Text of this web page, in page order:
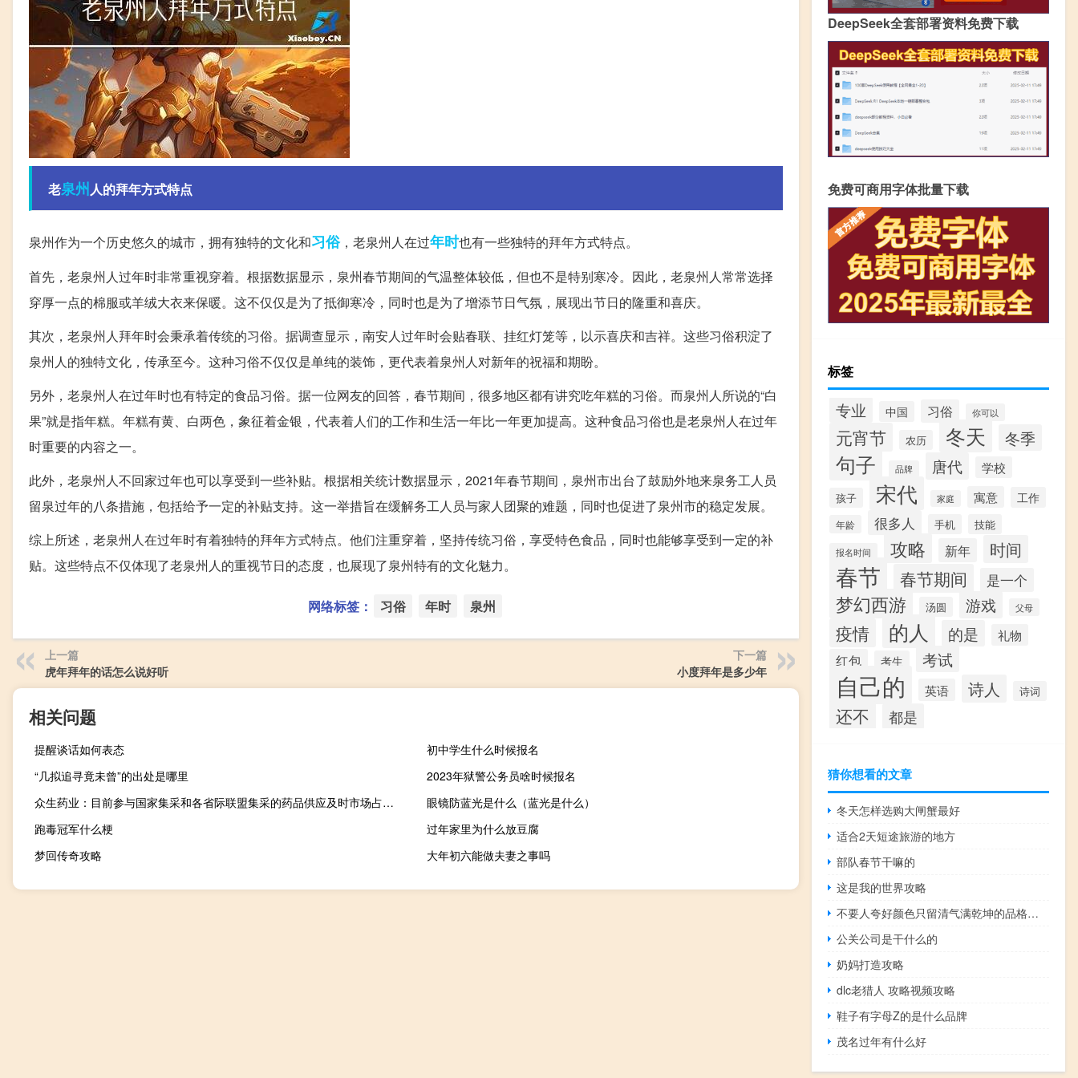
老泉州人的拜年方式特点
泉州作为一个历史悠久的城市，拥有独特的文化和习俗，老泉州人在过年时也有一些独特的拜年方式特点。
首先，老泉州人过年时非常重视穿着。根据数据显示，泉州春节期间的气温整体较低，但也不是特别寒冷。因此，老泉州人常常选择
穿厚一点的棉服或羊绒大衣来保暖。这不仅仅是为了抵御寒冷，同时也是为了增添节日气氛，展现出节日的隆重和喜庆。
其次，老泉州人拜年时会秉承着传统的习俗。据调查显示，南安人过年时会贴春联、挂红灯笼等，以示喜庆和吉祥。这些习俗积淀了
泉州人的独特文化，传承至今。这种习俗不仅仅是单纯的装饰，更代表着泉州人对新年的祝福和期盼。
另外，老泉州人在过年时也有特定的食品习俗。据一位网友的回答，春节期间，很多地区都有讲究吃年糕的习俗。而泉州人所说的“白
果”就是指年糕。年糕有黄、白两色，象征着金银，代表着人们的工作和生活一年比一年更加提高。这种食品习俗也是老泉州人在过年
时重要的内容之一。
此外，老泉州人不回家过年也可以享受到一些补贴。根据相关统计数据显示，2021年春节期间，泉州市出台了鼓励外地来泉务工人员
留泉过年的八条措施，包括给予一定的补贴支持。这一举措旨在缓解务工人员与家人团聚的难题，同时也促进了泉州市的稳定发展。
综上所述，老泉州人在过年时有着独特的拜年方式特点。他们注重穿着，坚持传统习俗，享受特色食品，同时也能够享受到一定的补
贴。这些特点不仅体现了老泉州人的重视节日的态度，也展现了泉州特有的文化魅力。
网络标签： 习俗 年时 泉州
上一篇
虎年拜年的话怎么说好听
下一篇
小度拜年是多少年
相关问题
提醒谈话如何表态
初中学生什么时候报名
“几拟追寻竟未曾”的出处是哪里
2023年狱警公务员啥时候报名
众生药业：目前参与国家集采和各省际联盟集采的药品供应及时市场占有份额稳定
眼镜防蓝光是什么（蓝光是什么）
跑毒冠军什么梗
过年家里为什么放豆腐
梦回传奇攻略
大年初六能做夫妻之事吗
DeepSeek全套部署资料免费下载
免费可商用字体批量下载
标签
专业 中国 习俗 你可以
元宵节 农历 冬天 冬季
句子 品牌 唐代 学校
孩子 宋代 家庭 寓意 工作
年龄 很多人 手机 技能
报名时间 攻略 新年 时间
春节 春节期间 是一个
梦幻西游 汤圆 游戏 父母
疫情 的人 的是 礼物
红包 考生 考试
自己的 英语 诗人 诗词
还不 都是
猜你想看的文章
冬天怎样选购大闸蟹最好
适合2天短途旅游的地方
部队春节干嘛的
这是我的世界攻略
不要人夸好颜色只留清气满乾坤的品格和志向（不要人夸好颜色只留清气满乾坤）
公关公司是干什么的
奶妈打造攻略
dlc老猎人 攻略视频攻略
鞋子有字母Z的是什么品牌
茂名过年有什么好